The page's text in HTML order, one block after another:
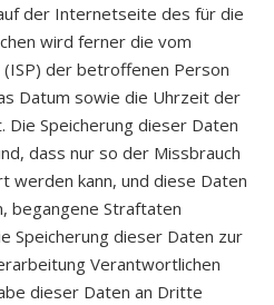
der Internetseite des für die
wird ferner die vom
der betroffenen Person
Datum sowie die Uhrzeit der
Speicherung dieser Daten
dass nur so der Missbrauch
werden kann, und diese Daten
begangene Straftaten
Speicherung dieser Daten zur
Verantwortlichen
dieser Daten an Dritte